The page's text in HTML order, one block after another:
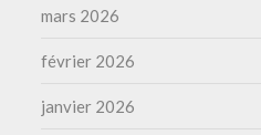
mars 2026
février 2026
janvier 2026